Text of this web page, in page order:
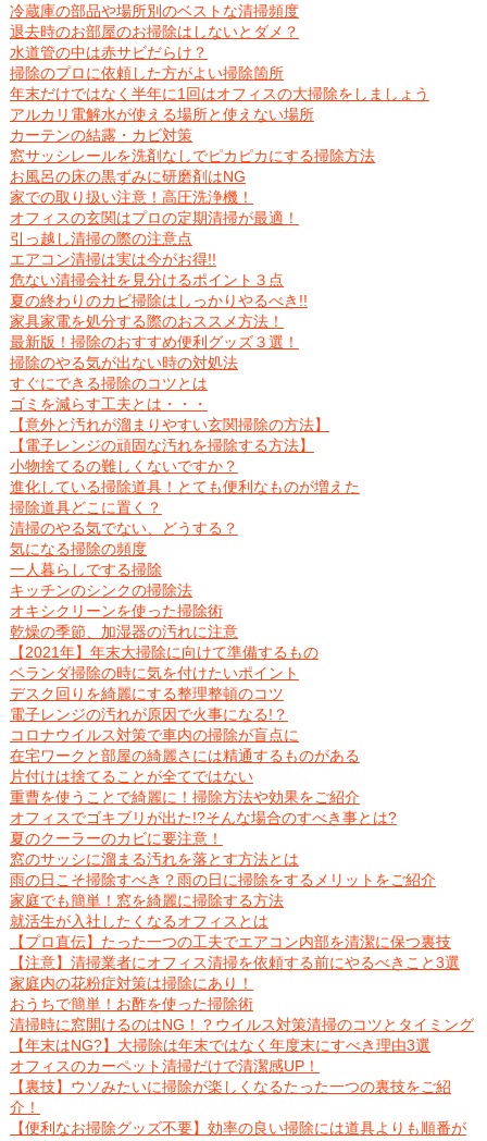
冷蔵庫の部品や場所別のベストな清掃頻度
退去時のお部屋のお掃除はしないとダメ？
水道管の中は赤サビだらけ？
掃除のプロに依頼した方がよい掃除箇所
年末だけではなく半年に1回はオフィスの大掃除をしましょう
アルカリ電解水が使える場所と使えない場所
カーテンの結露・カビ対策
窓サッシレールを洗剤なしでピカピカにする掃除方法
お風呂の床の黒ずみに研磨剤はNG
家での取り扱い注意！高圧洗浄機！
オフィスの玄関はプロの定期清掃が最適！
引っ越し清掃の際の注意点
エアコン清掃は実は今がお得!!
危ない清掃会社を見分けるポイント３点
夏の終わりのカビ掃除はしっかりやるべき!!
家具家電を処分する際のおススメ方法！
最新版！掃除のおすすめ便利グッズ３選！
掃除のやる気が出ない時の対処法
すぐにできる掃除のコツとは
ゴミを減らす工夫とは・・・
【意外と汚れが溜まりやすい玄関掃除の方法】
【電子レンジの頑固な汚れを掃除する方法】
小物捨てるの難しくないですか？
進化している掃除道具！とても便利なものが増えた
掃除道具どこに置く？
清掃のやる気でない、どうする？
気になる掃除の頻度
一人暮らしでする掃除
キッチンのシンクの掃除法
オキシクリーンを使った掃除術
乾燥の季節、加湿器の汚れに注意
【2021年】年末大掃除に向けて準備するもの
ベランダ掃除の時に気を付けたいポイント
デスク回りを綺麗にする整理整頓のコツ
電子レンジの汚れが原因で火事になる!？
コロナウイルス対策で車内の掃除が盲点に
在宅ワークと部屋の綺麗さには精通するものがある
片付けは捨てることが全てではない
重曹を使うことで綺麗に！掃除方法や効果をご紹介
オフィスでゴキブリが出た!?そんな場合のすべき事とは?
夏のクーラーのカビに要注意！
窓のサッシに溜まる汚れを落とす方法とは
雨の日こそ掃除すべき？雨の日に掃除をするメリットをご紹介
家庭でも簡単！窓を綺麗に掃除する方法
就活生が入社したくなるオフィスとは
【プロ直伝】たった一つの工夫でエアコン内部を清潔に保つ裏技
【注意】清掃業者にオフィス清掃を依頼する前にやるべきこと3選
家庭内の花粉症対策は掃除にあり！
おうちで簡単！お酢を使った掃除術
清掃時に窓開けるのはNG！？ウイルス対策清掃のコツとタイミング
【年末はNG?】大掃除は年末ではなく年度末にすべき理由3選
オフィスのカーペット清掃だけで清潔感UP！
【裏技】ウソみたいに掃除が楽しくなるたった一つの裏技をご紹
介！
【便利なお掃除グッズ不要】効率の良い掃除には道具よりも順番が